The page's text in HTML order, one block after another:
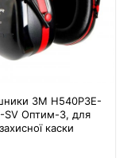
3M H540P3E-
SV Оптим-3, для
захисної каски